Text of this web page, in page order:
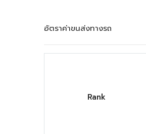
อัตราค่าขนส่งทางรถ
Rank